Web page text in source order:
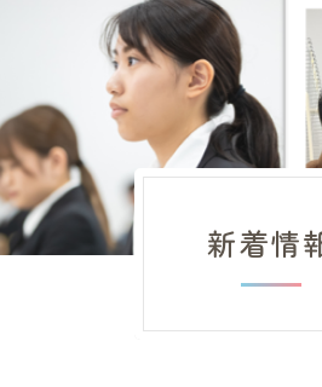
学校情報
ビジネスライフ学科
こども学科
キャンパスライフ新着情